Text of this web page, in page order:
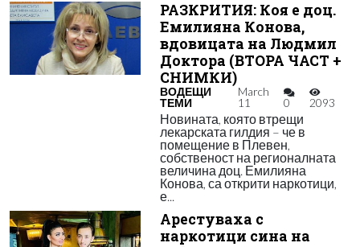
РАЗКРИТИЯ: Коя е доц.
Емилияна Конова,
вдовицата на Людмил
Доктора (ВТОРА ЧАСТ +
СНИМКИ)
ВОДЕЩИ
ТЕМИ
March
11
0 2093
Новината, която втрещи
лекарската гилдия – че в
помещение в Плевен,
собственост на регионалната
величина доц. Емилияна
Конова, са открити наркотици,
е...
Арестуваха с
наркотици сина на